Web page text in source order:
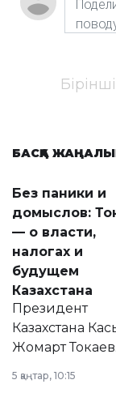
БАСҚА
Без паники и
домыслов:
— о власти,
налогах и
будущем
Казахстана
Президент
Казахстана
Жомарт Токаев
сразу
5 қаңтар, 10:15